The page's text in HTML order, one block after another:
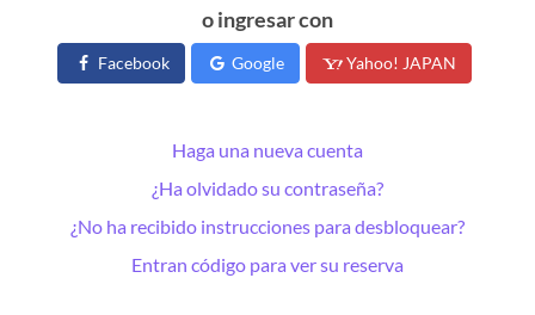
o ingresar con
Facebook Google Yahoo! JAPAN
Haga una nueva cuenta
¿Ha olvidado su contraseña?
¿No ha recibido instrucciones para desbloquear?
Entran código para ver su reserva